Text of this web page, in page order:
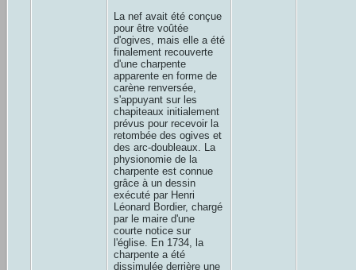
La nef avait été conçue
pour être voûtée
d'ogives, mais elle a été
finalement recouverte
d'une charpente
apparente en forme de
carène renversée,
s'appuyant sur les
chapiteaux initialement
prévus pour recevoir la
retombée des ogives et
des arc-doubleaux. La
physionomie de la
charpente est connue
grâce à un dessin
exécuté par Henri
Léonard Bordier, chargé
par le maire d'une
courte notice sur
l'église. En 1734, la
charpente a été
dissimulée derrière une